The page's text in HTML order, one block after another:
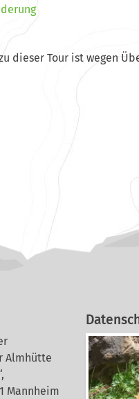
dieser Tour ist wegen
Almhütte
Mannheim